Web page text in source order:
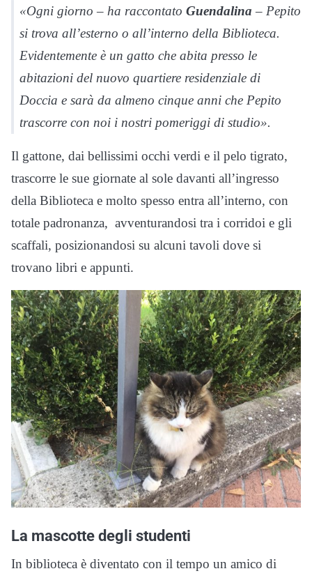
«Ogni giorno – ha raccontato Guendalina – Pepito
si trova all’esterno o all’interno della Biblioteca.
Evidentemente è un gatto che abita presso le
abitazioni del nuovo quartiere residenziale di
Doccia e sarà da almeno cinque anni che Pepito
trascorre con noi i nostri pomeriggi di studio».
Il gattone, dai bellissimi occhi verdi e il pelo tigrato,
trascorre le sue giornate al sole davanti all’ingresso
della Biblioteca e molto spesso entra all’interno, con
totale padronanza, avventurandosi tra i corridoi e gli
scaffali, posizionandosi su alcuni tavoli dove si
trovano libri e appunti.
La mascotte degli studenti
In biblioteca è diventato con il tempo un amico di